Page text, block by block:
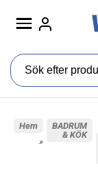
Hem
»
BADRUM
& KÖK